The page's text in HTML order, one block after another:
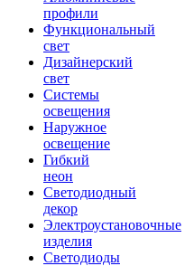
профили
Функциональный
свет
Дизайнерский
свет
Системы
освещения
Наружное
освещение
Гибкий
неон
Светодиодный
декор
Электроустановочные
изделия
Светодиоды